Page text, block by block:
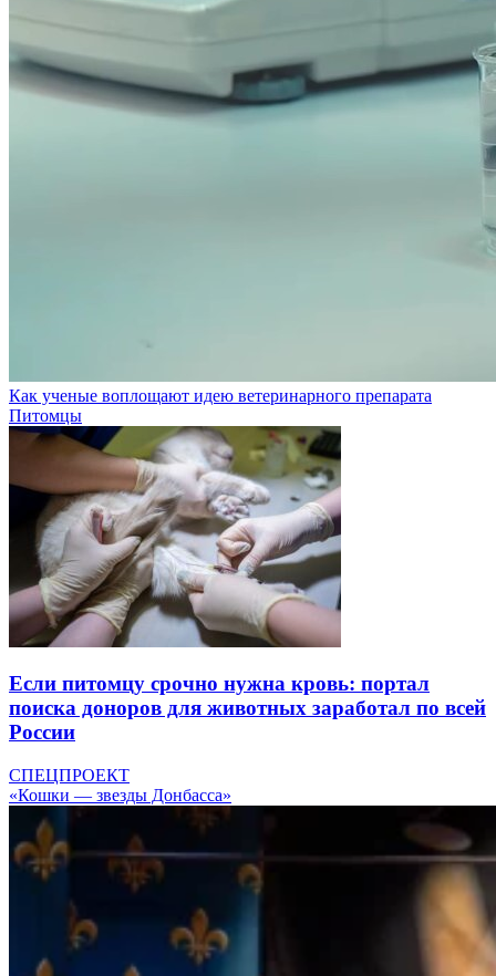
Как ученые воплощают идею ветеринарного препарата
Питомцы
Если питомцу срочно нужна кровь: портал
поиска доноров для животных заработал по всей
России
СПЕЦПРОЕКТ
«Кошки — звезды Донбасса»